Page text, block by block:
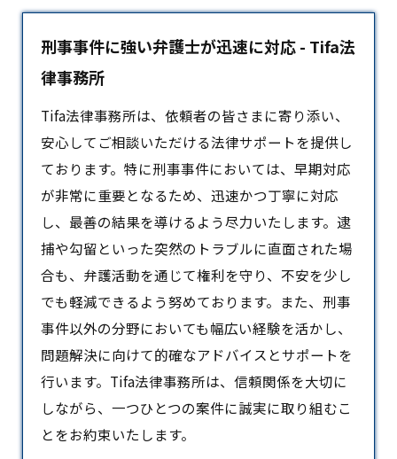
刑事事件に強い弁護士が迅速に対応 - Tifa法
律事務所
Tifa法律事務所は、依頼者の皆さまに寄り添い、
安心してご相談いただける法律サポートを提供し
ております。特に刑事事件においては、早期対応
が非常に重要となるため、迅速かつ丁寧に対応
し、最善の結果を導けるよう尽力いたします。逮
捕や勾留といった突然のトラブルに直面された場
合も、弁護活動を通じて権利を守り、不安を少し
でも軽減できるよう努めております。また、刑事
事件以外の分野においても幅広い経験を活かし、
問題解決に向けて的確なアドバイスとサポートを
行います。Tifa法律事務所は、信頼関係を大切に
しながら、一つひとつの案件に誠実に取り組むこ
とをお約束いたします。